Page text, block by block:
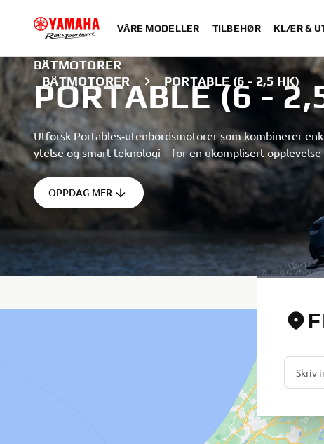
VÅRE MODELLER TILBEHØR KLÆR &
BÅTMOTORER PORTABLE (6 - 2,5 HK)
BÅTMOTORER
PORTABLE (6 -
Utforsk Portables‑utenbordsmotorer som kombinerer
ytelse og smart teknologi – for en ukomplisert opplevelse
OPPDAG MER